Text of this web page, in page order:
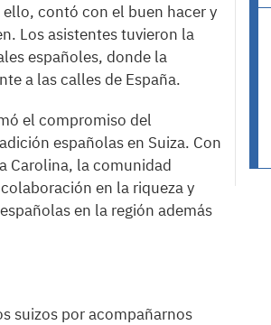
contó con el buen hacer y
Los asistentes tuvieron la
españoles, donde la
a las calles de España.
el compromiso del
españolas en Suiza. Con
Carolina, la comunidad
en la riqueza y
en la región además
suizos por acompañarnos